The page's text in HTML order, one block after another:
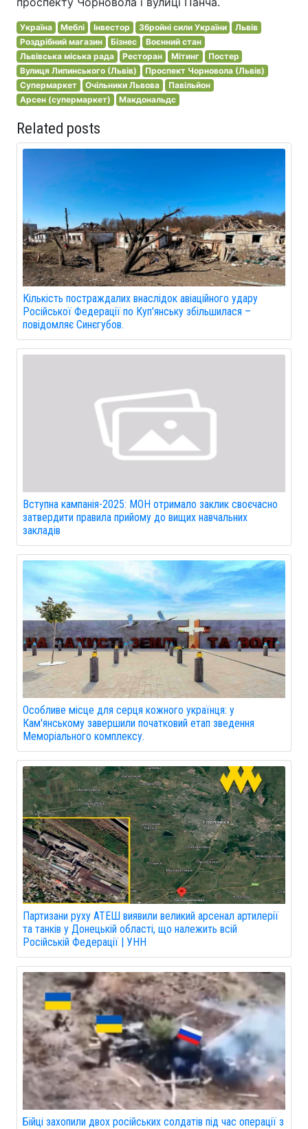
Україна Меблі Інвестор Збройні сили України
Львів
Роздрібний магазин
Бізнес
Воєнний стан
Львівська міська рада
Ресторан Мітинг
Постер
Вулиця Липинського (Львів)
Проспект Чорновола (Львів)
Супермаркет
Очільники Львова
Павільйон
Арсен (супермаркет)
Макдональдс
Related posts
Кількість постраждалих внаслідок авіаційного удару
Російської Федерації по Куп'янську збільшилася –
повідомляє Синєгубов.
Вступна кампанія-2025: МОН отримало заклик своєчасно
затвердити правила прийому до вищих навчальних
закладів
Особливе місце для серця кожного українця: у
Кам'янському завершили початковий етап зведення
Меморіального комплексу.
Партизани руху АТЕШ виявили великий арсенал артилерії
та танків у Донецькій області, що належить всій
Російській Федерації | УНН
Бійці захопили двох російських солдатів під час операції з